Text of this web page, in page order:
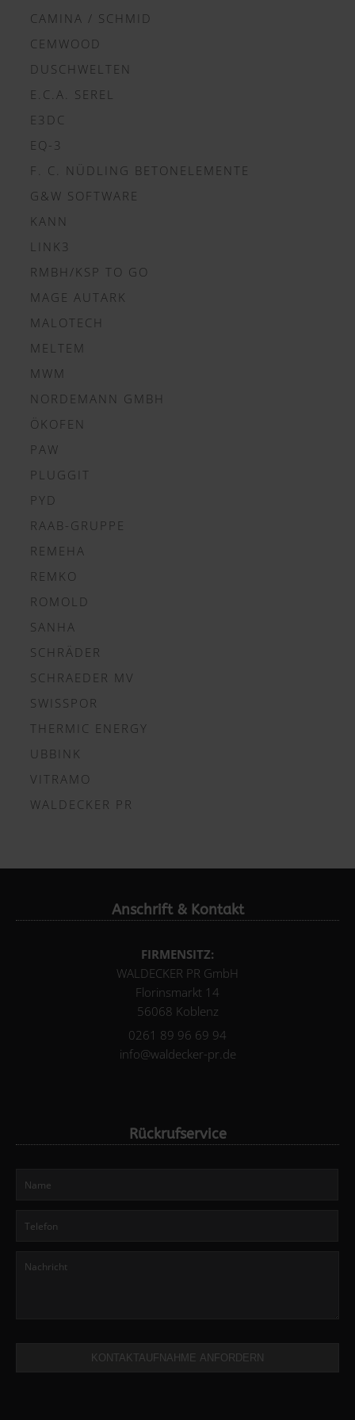
CAMINA / SCHMID
CEMWOOD
DUSCHWELTEN
E.C.A. SEREL
E3DC
EQ-3
F. C. NÜDLING BETONELEMENTE
G&W SOFTWARE
KANN
LINK3
RMBH/KSP TO GO
MAGE AUTARK
MALOTECH
MELTEM
MWM
NORDEMANN GMBH
ÖKOFEN
PAW
PLUGGIT
PYD
RAAB-GRUPPE
REMEHA
REMKO
ROMOLD
SANHA
SCHRÄDER
SCHRAEDER MV
SWISSPOR
THERMIC ENERGY
UBBINK
VITRAMO
WALDECKER PR
Anschrift & Kontakt
FIRMENSITZ:
WALDECKER PR GmbH
Florinsmarkt 14
56068 Koblenz
0261 89 96 69 94
info@waldecker-pr.de
Rückrufservice
KONTAKTAUFNAHME ANFORDERN